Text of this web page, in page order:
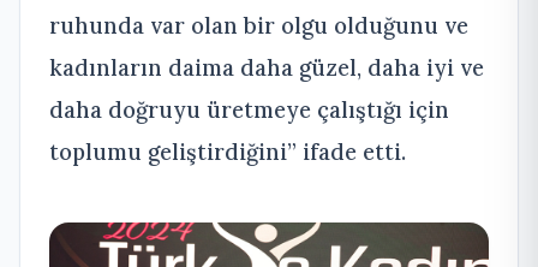
ruhunda var olan bir olgu olduğunu ve
kadınların daima daha güzel, daha iyi ve
daha doğruyu üretmeye çalıştığı için
toplumu geliştirdiğini” ifade etti.